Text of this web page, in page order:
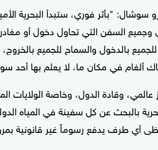
"بأثر فوري، ستبدأ البحرية
السفن التي تحاول دخول أو
بالدخول والسماح للجميع
ألغام في مكان ما، لا يعلم بها أحد
وقادة الدول، وخاصة الولايات
بالبحث عن كل سفينة في المياه
أي طرف يدفع رسوماً غير قانونية